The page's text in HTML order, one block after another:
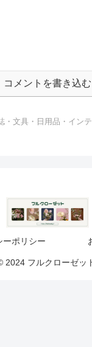
コメントを書き込む
・文具・日用品・イン
ーポリシー
2024 フルクローゼッ